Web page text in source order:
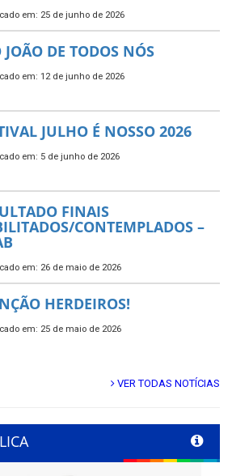
em: 25 de junho de 2026
JOÃO DE TODOS NÓS
em: 12 de junho de 2026
JULHO É NOSSO 2026
em: 5 de junho de 2026
FINAIS
CONTEMPLADOS –
em: 26 de maio de 2026
HERDEIROS!
em: 25 de maio de 2026
VER TODAS NOTÍCIAS